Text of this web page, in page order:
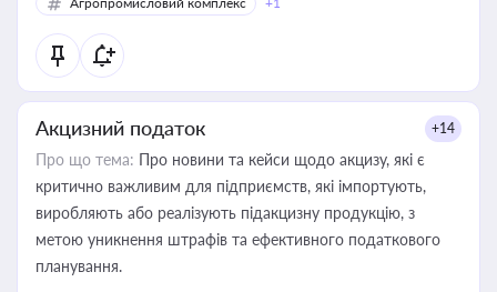
Акцизний податок +14
Про що тема: Про новини та кейси щодо акцизу, які є
критично важливим для підприємств, які імпортують,
виробляють або реалізують підакцизну продукцію, з
метою уникнення штрафів та ефективного податкового
планування.